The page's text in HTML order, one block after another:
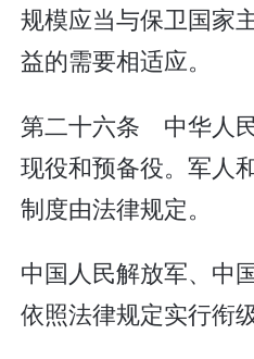
规模应当与保卫国家
益的需要相适应。
第二十六条 中华人
现役和预备役。军人
制度由法律规定。
中国人民解放军、中
依照法律规定实行衔